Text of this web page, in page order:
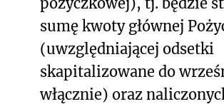
sumę kwoty głównej
(uwzględniającej odsetki
skapitalizowane do
włącznie) oraz